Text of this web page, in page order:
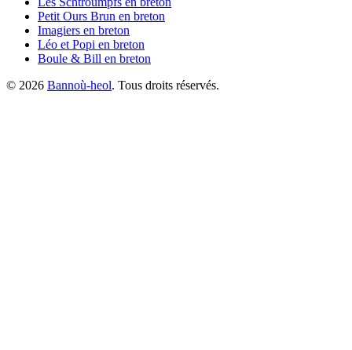
Petit Ours Brun en breton
Imagiers en breton
Léo et Popi en breton
Boule & Bill en breton
© 2026 Bannoù-heol. Tous droits réservés.